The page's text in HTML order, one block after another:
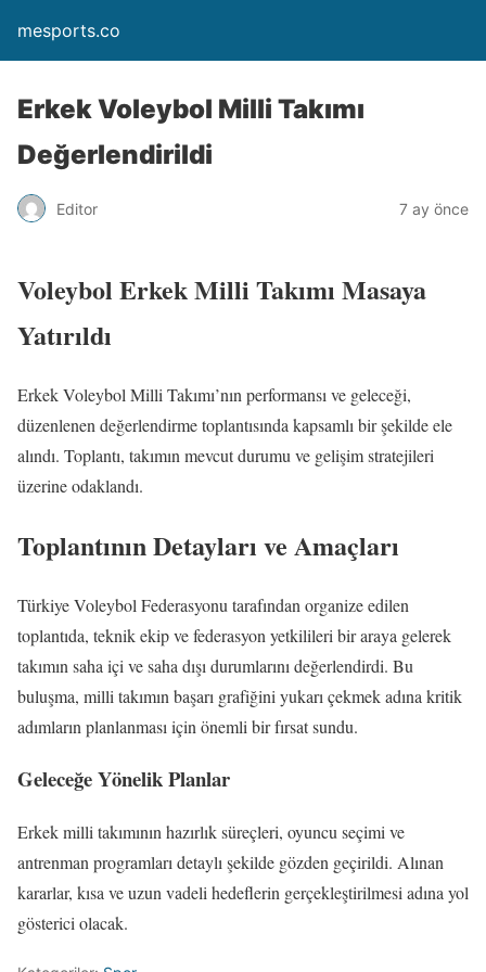
mesports.co
Erkek Voleybol Milli Takımı
Değerlendirildi
Editor 7 ay önce
Voleybol Erkek Milli Takımı Masaya
Yatırıldı
Erkek Voleybol Milli Takımı’nın performansı ve geleceği,
düzenlenen değerlendirme toplantısında kapsamlı bir şekilde ele
alındı. Toplantı, takımın mevcut durumu ve gelişim stratejileri
üzerine odaklandı.
Toplantının Detayları ve Amaçları
Türkiye Voleybol Federasyonu tarafından organize edilen
toplantıda, teknik ekip ve federasyon yetkilileri bir araya gelerek
takımın saha içi ve saha dışı durumlarını değerlendirdi. Bu
buluşma, milli takımın başarı grafiğini yukarı çekmek adına kritik
adımların planlanması için önemli bir fırsat sundu.
Geleceğe Yönelik Planlar
Erkek milli takımının hazırlık süreçleri, oyuncu seçimi ve
antrenman programları detaylı şekilde gözden geçirildi. Alınan
kararlar, kısa ve uzun vadeli hedeflerin gerçekleştirilmesi adına yol
gösterici olacak.